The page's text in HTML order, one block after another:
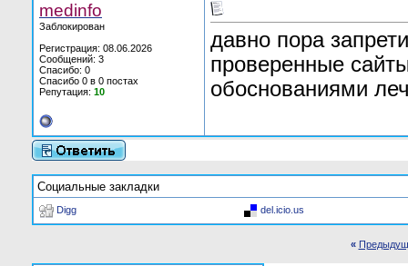
medinfo
Заблокирован
Регистрация: 08.06.2026
Сообщений: 3
Спасибо: 0
Спасибо 0 в 0 постах
Репутация: 10
давно пора
проверенные
обоснованиями
Социальные закладки
Digg del.icio.us
«